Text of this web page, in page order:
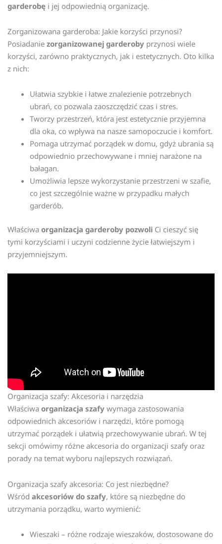
garderobę i jej odpowiednią organizację.
Zorganizowana garderoba: Jakie korzyści przynosi?
Posiadanie zorganizowanej garderoby przynosi wiele
korzyści, zarówno praktycznych, jak i estetycznych. Oto kilka
z nich:
Ułatwia szybkie i łatwe znalezienie potrzebnych
ubrań, co pozwala zaoszczędzić czas i stres.
Tworzy przestrzeń, która jest estetycznie przyjemna
dla oka, co wpływa na nasze samopoczucie i komfort.
Pomaga utrzymać porządek w domu, gdyż ubrania są
odpowiednio przechowywane i mniej narażone na
bałagan.
Umożliwia lepsze wykorzystanie przestrzeni w szafie,
co jest szczególnie ważne w przypadku małych
garderób.
Właściwa organizacja garderoby pozwoli Ci cieszyć się
tymi korzyściami i uczyni codzienne życie łatwiejszym i
przyjemniejszym.
Organizacja szafy: Akcesoria i narzędzia
Właściwa organizacja szafy wymaga zastosowania
odpowiednich akcesoriów i narzędzi, które pomogą
utrzymać porządek i ułatwią przechowywanie ubrań. W tej
sekcji omówimy różne akcesoria do organizacji szafy oraz
porady na temat wyboru najlepszych rozwiązań.
Organizacja szafy akcesoria: Co jest niezbędne?
Wśród akcesoriów do szafy, które są niezbędne do
utrzymania porządku, warto wymienić:
Wieszaki – różne rodzaje wieszaków, dostosowane do